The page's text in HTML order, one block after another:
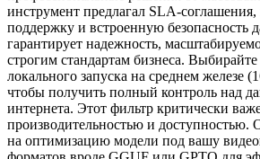
инструмент предлагал SLA-
поддержку и встроенную безопасность
гарантирует надежность,
строгим стандартам бизнеса.
локального запуска на среднем железе
чтобы получить полный контроль над
интернета. Этот фильтр критически
производительностью и доступностью.
на оптимизацию модели под вашу